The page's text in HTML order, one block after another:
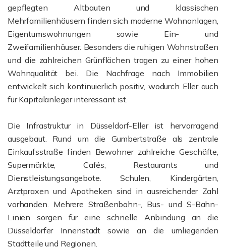
gepflegten Altbauten und klassischen
Mehrfamilienhäusern finden sich moderne Wohnanlagen,
Eigentumswohnungen sowie Ein- und
Zweifamilienhäuser. Besonders die ruhigen Wohnstraßen
und die zahlreichen Grünflächen tragen zu einer hohen
Wohnqualität bei. Die Nachfrage nach Immobilien
entwickelt sich kontinuierlich positiv, wodurch Eller auch
für Kapitalanleger interessant ist.
Die Infrastruktur in Düsseldorf-Eller ist hervorragend
ausgebaut. Rund um die Gumbertstraße als zentrale
Einkaufsstraße finden Bewohner zahlreiche Geschäfte,
Supermärkte, Cafés, Restaurants und
Dienstleistungsangebote. Schulen, Kindergärten,
Arztpraxen und Apotheken sind in ausreichender Zahl
vorhanden. Mehrere Straßenbahn-, Bus- und S-Bahn-
Linien sorgen für eine schnelle Anbindung an die
Düsseldorfer Innenstadt sowie an die umliegenden
Stadtteile und Regionen.